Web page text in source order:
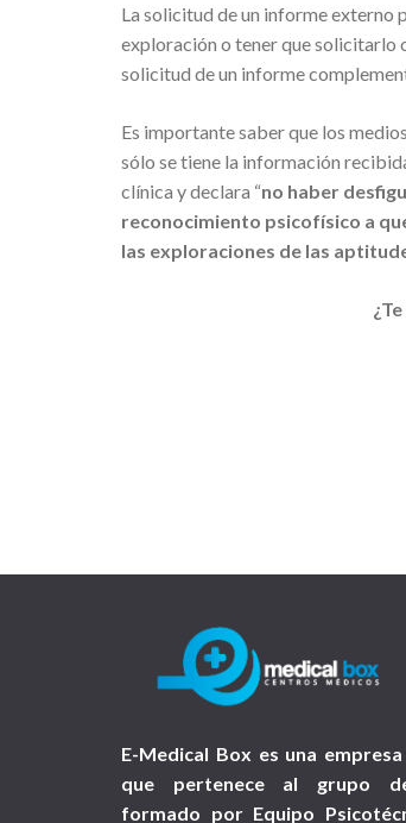
La solicitud de un informe externo
exploración o tener que solicitarlo
solicitud de un informe
Es importante saber que los
sólo se tiene la información
clínica y declara “no haber
reconocimiento psicofísico a
las exploraciones de las
E-Medical Box es una
que pertenece al grupo
formado por Equipo